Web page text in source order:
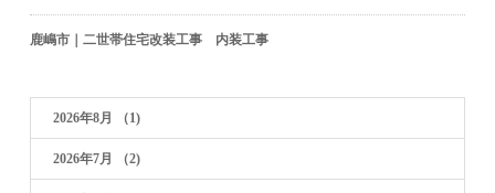
鹿嶋市｜二世帯住宅改装工事 内装工事
2026年8月 （1)
2026年7月 （2)